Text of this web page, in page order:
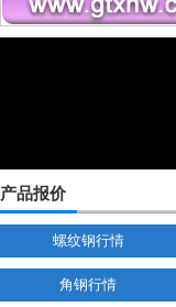
产品报价
螺纹钢行情
角钢行情